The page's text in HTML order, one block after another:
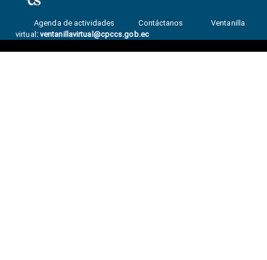
Agenda de actividades Contáctanos
Ventanilla
virtual : ventanillavirtual@cpccs.gob.ec